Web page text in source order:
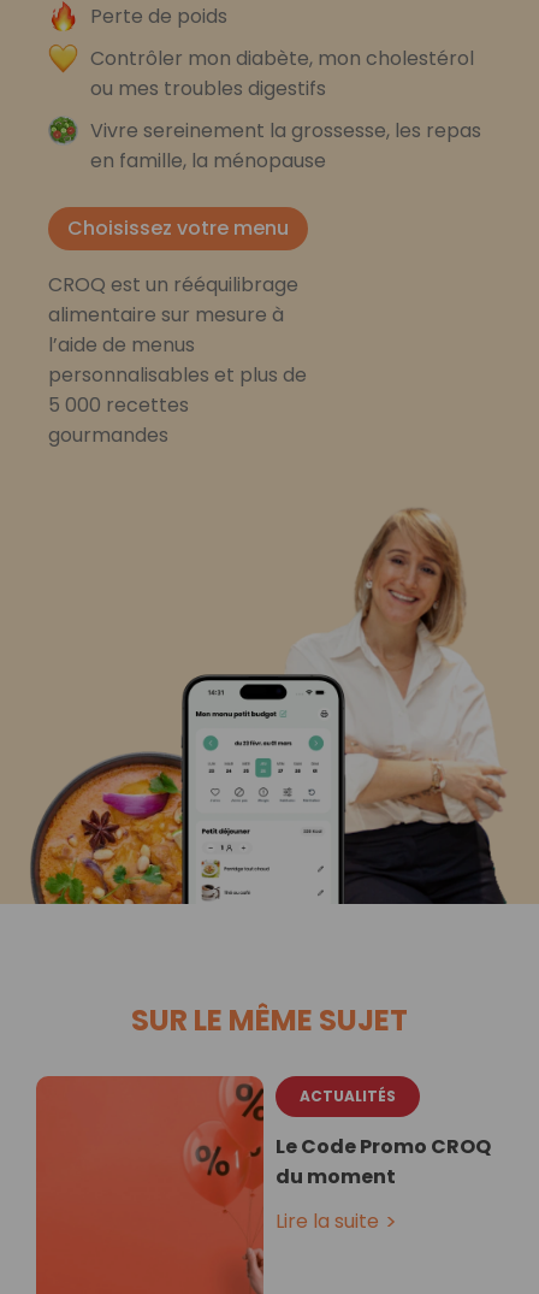
Perte de poids
Contrôler mon diabète, mon cholestérol
ou mes troubles digestifs
Vivre sereinement la grossesse, les repas
en famille, la ménopause
Choisissez votre menu
CROQ est un rééquilibrage
alimentaire sur mesure à
l’aide de menus
personnalisables et plus de
5 000 recettes
gourmandes
SUR LE MÊME SUJET
ACTUALITÉS
Le Code Promo CROQ
du moment
Lire la suite